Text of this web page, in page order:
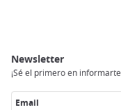
Newsletter
¡Sé el primero en
Email